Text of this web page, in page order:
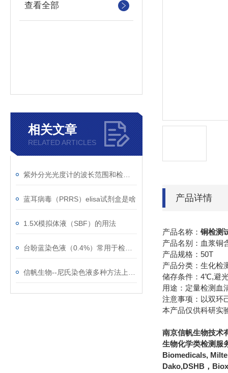
查看全部
相关文章
RELATED ARTICLES
蓝耳病毒（PRRS）elisa试剂盒是啥
1.5X模拟体液（SBF）的用法
产品详情
产品名称： 铜检测
产品名别：血浆铜
产品规格：50T
产品分类：生化检
储存条件：4℃,避
用途：定量检测血
注意事项：以双环
本产品仅供科研实
南京信帆生物技术
生物化学类检测服
Biomedicals,
Dako,DSHB，